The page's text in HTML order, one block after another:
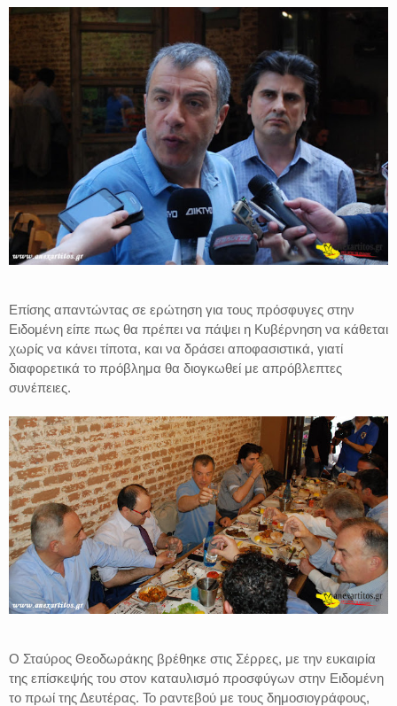
Επίσης απαντώντας σε ερώτηση για τους πρόσφυγες στην
Ειδομένη είπε πως θα πρέπει να πάψει η Κυβέρνηση να κάθεται
χωρίς να κάνει τίποτα, και να δράσει αποφασιστικά, γιατί
διαφορετικά το πρόβλημα θα διογκωθεί με απρόβλεπτες
συνέπειες.
Ο Σταύρος Θεοδωράκης βρέθηκε στις Σέρρες, με την ευκαιρία
της επίσκεψής του στον καταυλισμό προσφύγων στην Ειδομένη
το πρωί της Δευτέρας. Το ραντεβού με τους δημοσιογράφους,